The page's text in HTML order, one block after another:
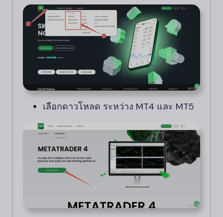
เลือกดาวโหลด ระหว่าง MT4 และ MT5